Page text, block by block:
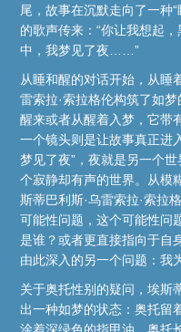
尾，故事在沉默走向了一种
的歌声传来：“你让我想起
中，我梦见了夜……”
从睡和醒的对话开始，从睡
雷索拉·索拉格伦构筑了如
醒来或者从醒着入梦，它带
一个镜头则是让故事真正进
梦见了夜”，夜就是另一个
个寂静却有声的世界。从模
斯蒂巴利斯·乌雷索拉·索拉
可能性问题，这个可能性问
是谁？或者更直接指向于自
由此深入的另一个问题：我
关于奥托性别的疑问，埃斯
出一种如梦的状态：奥托留
涂着深绿色的指甲油，奥托